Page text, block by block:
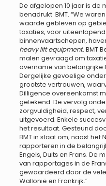
De afgelopen 10 jaar is de
benadrukt BMT. “We
waarde gebleven op
taxaties, voor
binnenvaartschepen,
heavy lift equipment. BMT
malen gevraagd om
overname van belangrijke
Dergelijke gevoelige
grootste vertrouwen,
Dilligence overeenkomst
getekend. De vervolg
zorgvuldigheid, respect,
uitgevoerd. Enkele
het resultaat. Gesteund
BMT in staat om, naast het
rapporteren in de
Engels, Duits en Frans. De
van rapportages in de
gewaardeerd door de vele
Wallonië en Frankrijk.”